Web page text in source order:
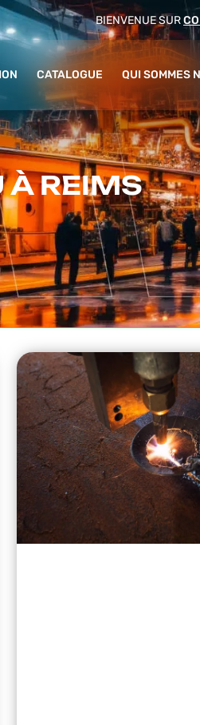
BIENVENUE SUR
CATALOGUE QUI SOMMES
À REIMS